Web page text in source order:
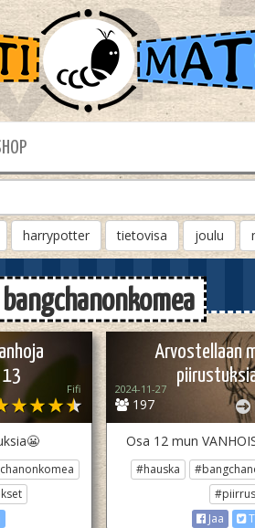
harrypotter tietovisa joulu
bangchanonkomea
Fifi
Arvostellaan
197
2024-11-27
Osa 12 mun
#hauska
Jaa